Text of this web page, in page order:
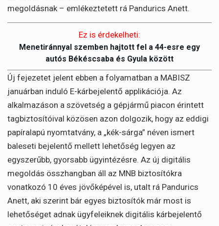
megoldásnak – emlékeztetett rá Pandurics Anett.
Ez is érdekelheti:
Menetiránnyal szemben hajtott fel a 44-esre egy
autós Békéscsaba és Gyula között
Új fejezetet jelent ebben a folyamatban a MABISZ
januárban induló E-kárbejelentő applikációja. Az
alkalmazáson a szövetség a gépjármű piacon érintett
tagbiztosítóival közösen azon dolgozik, hogy az eddigi
papíralapú nyomtatvány, a „kék-sárga” néven ismert
baleseti bejelentő mellett lehetőség legyen az
egyszerűbb, gyorsabb ügyintézésre. Az új digitális
megoldás összhangban áll az MNB biztosítókra
vonatkozó 10 éves jövőképével is, utalt rá Pandurics
Anett, aki szerint bár egyes biztosítók már most is
lehetőséget adnak ügyfeleiknek digitális kárbejelentő